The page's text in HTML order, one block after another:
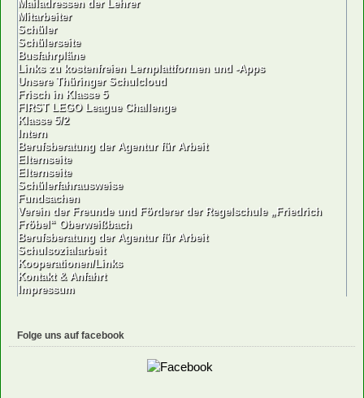
Mailadressen der Lehrer
Mitarbeiter
Schüler
Schülerseite
Busfahrpläne
Links zu kostenfreien Lernplattformen und -Apps
Unsere Thüringer Schulcloud
Frisch in Klasse 5
FIRST LEGO League Challenge
Klasse 5/2
Intern
Berufsberatung der Agentur für Arbeit
Elternseite
Elternseite
Schülerfahrausweise
Fundsachen
Verein der Freunde und Förderer der Regelschule „Friedrich
Fröbel“ Oberweißbach
Berufsberatung der Agentur für Arbeit
Schulsozialarbeit
Kooperationen/Links
Kontakt & Anfahrt
Impressum
Folge uns auf facebook